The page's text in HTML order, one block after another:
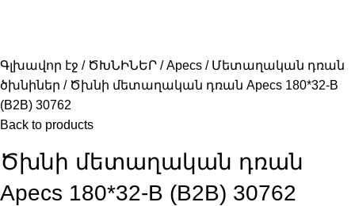
Գլխավոր էջ ԾԽՆԻՆԵՐ Apecs
Մետաղական դռան
ծխնիներ
Ծխնի մետաղական դռան Apecs 180*32-B
(B2B) 30762
Back to products
Ծխնի մետաղական դռան
Apecs 180*32-B (B2B) 30762